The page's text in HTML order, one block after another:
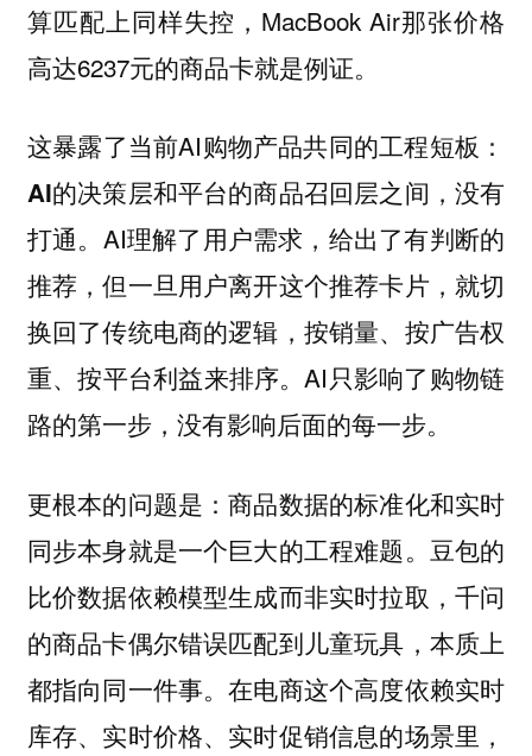
算匹配上同样失控，MacBook Air那张价格
高达6237元的商品卡就是例证。
这暴露了当前AI购物产品共同的工程短板：
AI的决策层和平台的商品召回层之间，没有
打通。 AI理解了用户需求，给出了有判断的
推荐，但一旦用户离开这个推荐卡片，就切
换回了传统电商的逻辑，按销量、按广告权
重、按平台利益来排序。AI只影响了购物链
路的第一步，没有影响后面的每一步。
更根本的问题是：商品数据的标准化和实时
同步本身就是一个巨大的工程难题。豆包的
比价数据依赖模型生成而非实时拉取，千问
的商品卡偶尔错误匹配到儿童玩具，本质上
都指向同一件事。在电商这个高度依赖实时
库存、实时价格、实时促销信息的场景里，